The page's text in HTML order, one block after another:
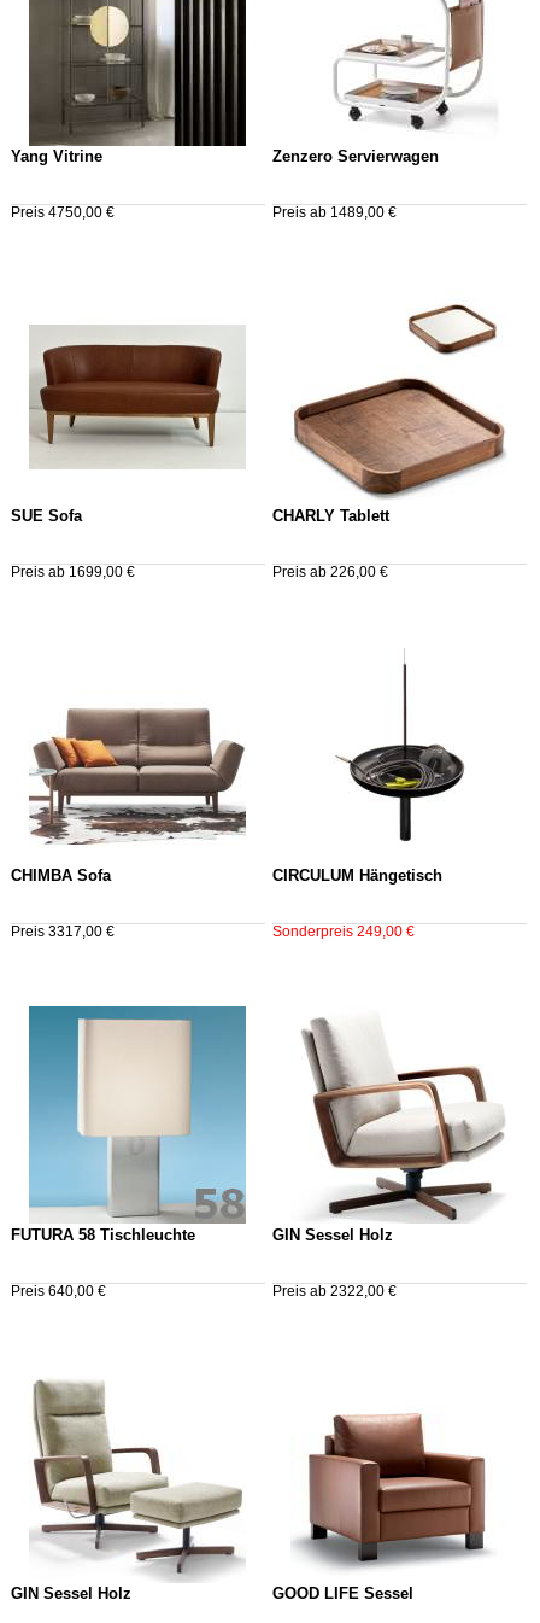
Yang Vitrine
Preis 4750,00 €
Zenzero Servierwagen
Preis ab 1489,00 €
SUE Sofa
Preis ab 1699,00 €
CHARLY Tablett
Preis ab 226,00 €
CHIMBA Sofa
Preis 3317,00 €
CIRCULUM Hängetisch
Sonderpreis 249,00 €
FUTURA 58 Tischleuchte
Preis 640,00 €
GIN Sessel Holz
Preis ab 2322,00 €
GIN Sessel Holz GOOD LIFE Sessel